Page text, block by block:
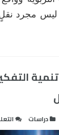
مجرد نقلٍ
دراسات